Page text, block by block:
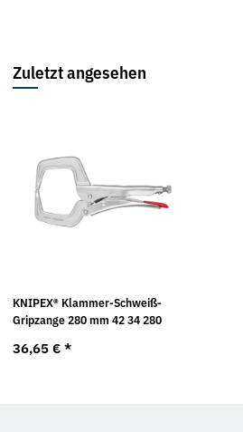
Zuletzt angesehen
KNIPEX® Klammer-Schweiß-
Gripzange 280 mm 42 34 280
36,65 € *